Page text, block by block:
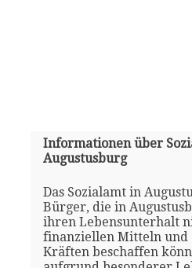
Informationen über
Augustusburg
Das Sozialamt in
Bürger, die in
ihren Lebensunterhalt
finanziellen Mitteln und
Kräften beschaffen